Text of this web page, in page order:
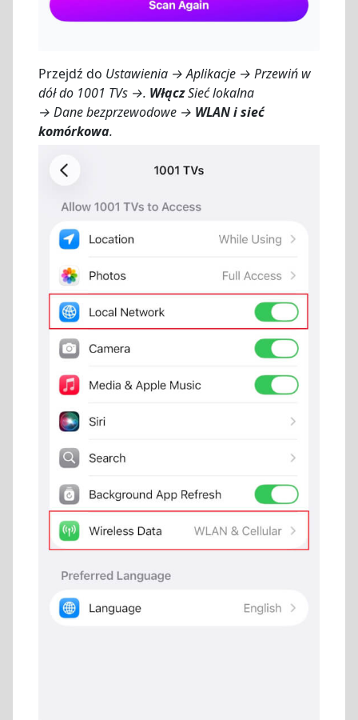
Przejdź do Ustawienia → Aplikacje → Przewiń w
dół do 1001 TVs →. WłączSieć lokalna
→ Dane bezprzewodowe → WLAN i sieć
komórkowa.